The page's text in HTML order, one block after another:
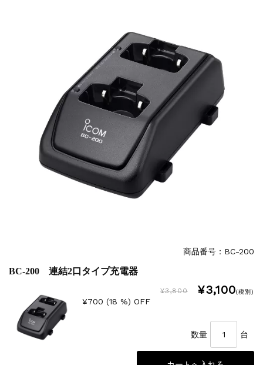
商品番号：BC-200
BC-200 連結2口タイプ充電器
¥3,800 ¥3,100(税別)
¥700 (18 %) OFF
数量 台